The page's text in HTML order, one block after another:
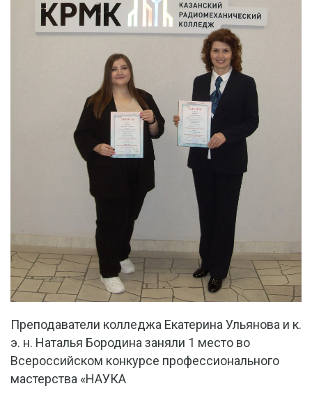
Преподаватели колледжа Екатерина Ульянова и к.
э. н. Наталья Бородина заняли 1 место во
Всероссийском конкурсе профессионального
мастерства «НАУКА